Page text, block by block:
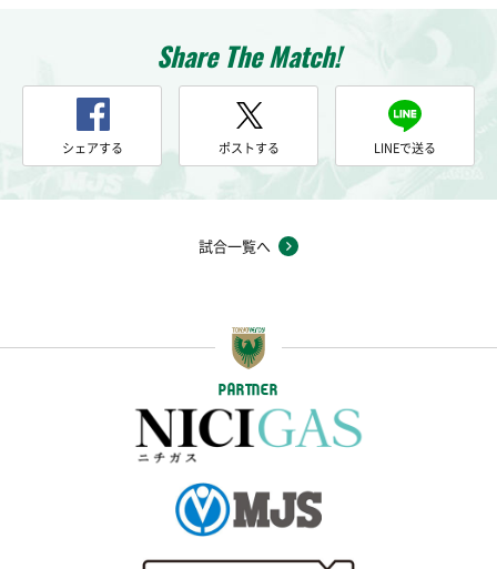
Share The Match!
シェアする ポストする LINEで送る
試合一覧へ
PARTNER